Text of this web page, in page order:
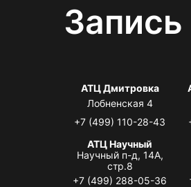
АТЦ Дмитровка
Лобненская 4
+7 (499) 110-28-43
АТЦ Научный
Научный п-д, 14А,
стр.8
+7 (499) 288-05-36